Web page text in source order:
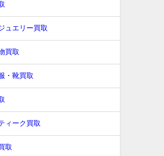
ュエリー買取
買取
・靴買取
ィーク買取
取